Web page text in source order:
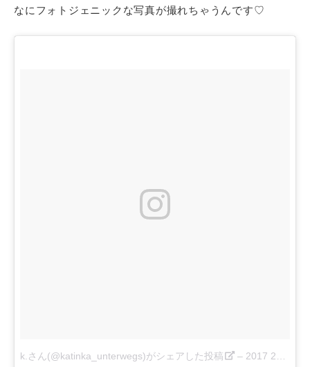
なにフォトジェニックな写真が撮れちゃうんです♡
k.さん(@katinka_unterwegs)がシェアした投稿 – 2017 2月 21 11:35午後 PST